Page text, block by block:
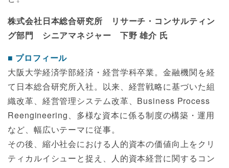
株式会社日本総合研究所 リサーチ・コンサルティン
グ部門 シニアマネジャー 下野 雄介 氏
プロフィール
大阪大学経済学部経済・経営学科卒業。金融機関を経
て日本総合研究所入社。以来、経営戦略に基づいた組
織改革、経営管理システム改革、Business Process
Reengineering、多様な資本に係る制度の構築・運用
など、幅広いテーマに従事。
その後、縮小社会における人的資本の価値向上をクリ
ティカルイシューと捉え、人的資本経営に関するコン